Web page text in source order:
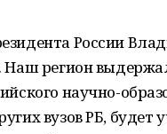
России
Наш регион
научно-
вузов РБ, будет